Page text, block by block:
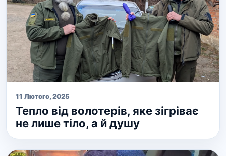
11 Лютого, 2025
Тепло від волотерів, яке зігріває
не лише тіло, а й душу